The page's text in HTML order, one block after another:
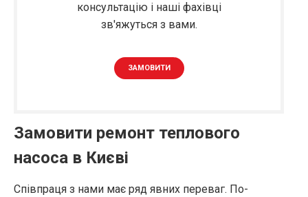
консультацію і наші фахівці
зв'яжуться з вами.
ЗАМОВИТИ
Замовити ремонт теплового
насоса в Києві
Співпраця з нами має ряд явних переваг. По-